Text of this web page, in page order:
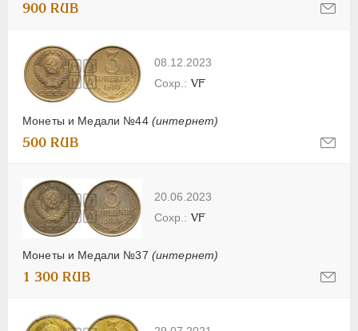
900 RUB
08.12.2023
Монеты и Медали №44 (интернет)
VF
500 RUB
20.06.2023
Монеты и Медали №37 (интернет)
VF
1 300 RUB